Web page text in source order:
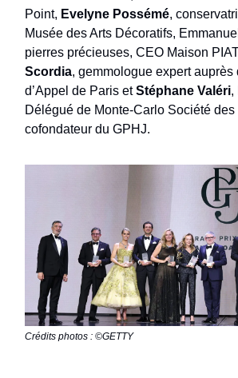
Point, Evelyne Possémé,
Musée des Arts Décoratifs,
pierres précieuses, CEO Maison
Scordia, gemmologue expert auprès
d’Appel de Paris etStéphane Valéri,
Délégué de Monte-Carlo Société
cofondateur du GPHJ.
Crédits photos : ©GETTY